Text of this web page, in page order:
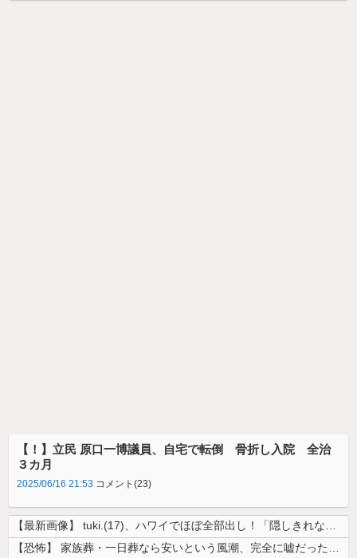
【！】立民 原口一博議員、自宅で転倒 骨折し入院 全治
３カ月
2025/06/16 21:53 コメント(23)
【最新画像】 tuki.(17)、ハワイでほぼ全部出し！「隠しきれない...
【恐怖】 家族葬・一日葬なら安いという風潮、完全に嘘だった・・・・